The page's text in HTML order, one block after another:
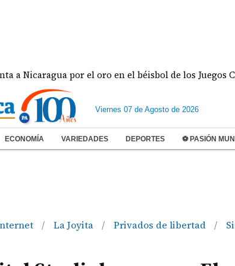
por el oro en el béisbol de los Juegos
Viernes 07 de Agosto de 2026
ECONOMÍA VARIEDADES DEPORTES ⚽ PASIÓN
/ La Joyita / Privados de libertad /